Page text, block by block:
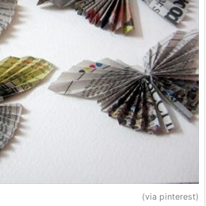
(via pinterest)